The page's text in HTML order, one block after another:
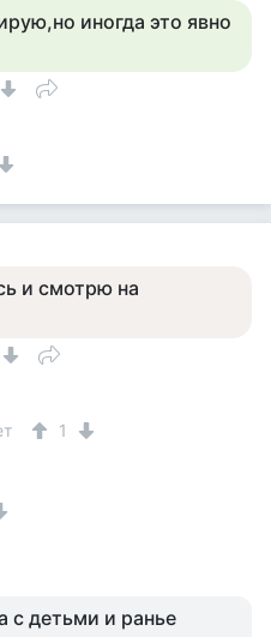
иногда это явно
и смотрю на
1
с детьми и ранье